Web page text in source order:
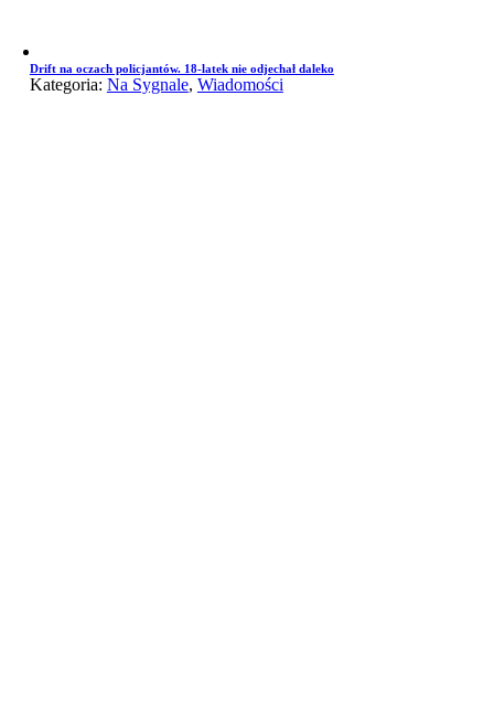
Drift na oczach policjantów. 18-latek nie odjechał daleko
Kategoria: Na Sygnale, Wiadomości